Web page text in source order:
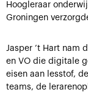
Hoogleraar
Groningen
Jasper ’t Hart nam
en VO die digitale
eisen aan lesstof,
teams, de